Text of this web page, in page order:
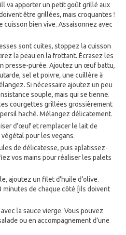
va apporter un petit goût grillé aux
être grillées, mais croquantes !
cuisson bien vive. Assaisonnez avec
sont cuites, stoppez la cuisson
la peau en la frottant. Écrasez les
presse-purée. Ajoutez un œuf battu,
sel et poivre, une cuillère à
Si nécessaire ajoutez un peu
souple, mais qui se tienne.
courgettes grillées grossièrement
haché. Mélangez délicatement.
d’œuf et remplacer le lait de
pour les vegans.
de délicatesse, puis aplatissez-
vos mains pour réaliser les palets
ajoutez un filet d’huile d’olive.
minutes de chaque côté [ils doivent
la sauce vierge. Vous pouvez
ou en accompagnement d’une